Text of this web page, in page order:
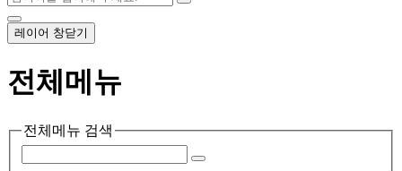
레이어 창닫기
전체메뉴
전체메뉴 검색